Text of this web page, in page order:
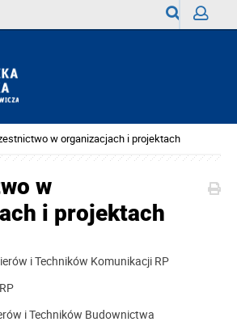
w organizacjach i projektach
w
i projektach
i Techników Komunikacji RP
i Techników Budownictwa